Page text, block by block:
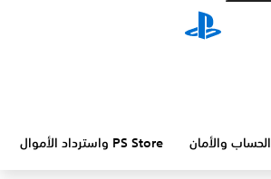
الحساب والأمان PS Store واسترداد الأموال